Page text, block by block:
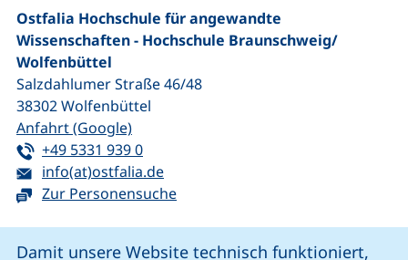
Damit unsere Website technisch funktioniert,
Ostfalia Hochschule für angewandte
Wissenschaften - Hochschule Braunschweig/​
Wolfenbüttel
Salzdahlumer Straße 46/48
38302Wolfenbüttel
Anfahrt (Google)(externer Link, öffnet neues Fenster)
Tel:
+49 5331 939 0(startet einen Telefonanruf, wenn Ihr
E-Mail:
info(at)ostfalia.de(öffnet Ihr E-Mail-Programm)
Zur Personensuche